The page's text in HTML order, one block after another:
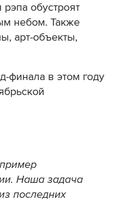
обустроят
небом. Также
арт-объекты,
финала в этом году
Наша задача
последних